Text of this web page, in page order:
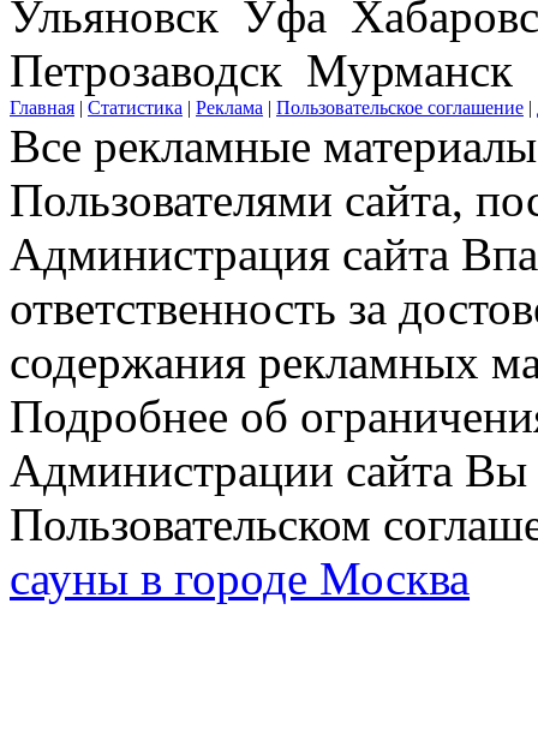
Ульяновск Уфа
Петрозаводск Мурманск
Главная | Статистика | Реклама | Пользовательское соглашение |
Все рекламные
Пользователями сайта,
Администрация сайта
ответственность за
содержания рекламных
Подробнее об
Администрации сайта Вы
Пользовательском
сауны в городе Москва